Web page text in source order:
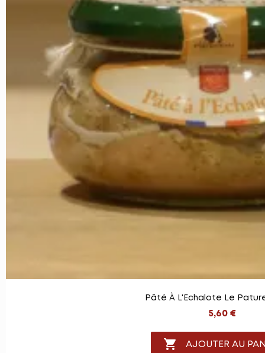
Pâté À L'Echalote Le
5,60 €
 AJOUTER AU